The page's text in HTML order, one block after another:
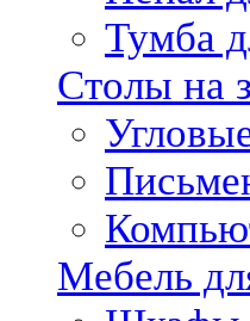
Тумба
Столы на
Мебель